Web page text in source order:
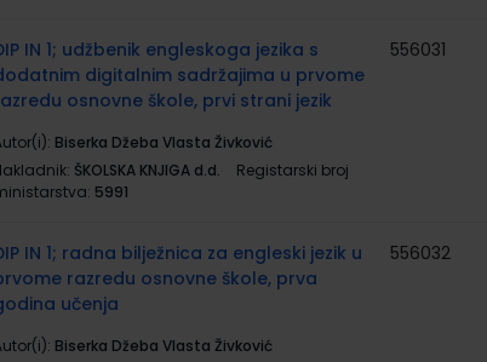
IN 1; udžbenik engleskoga jezika s
digitalnim sadržajima u prvome
osnovne škole, prvi strani jezik
Biserka Džeba Vlasta Živković
ŠKOLSKA KNJIGA d.d.
Registarski broj
5991
556031
IN 1; radna bilježnica za engleski jezik u
razredu osnovne škole, prva
učenja
Biserka Džeba Vlasta Živković
556032